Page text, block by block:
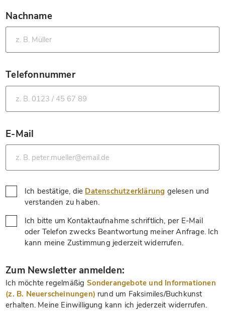
Nachname
*
Telefonnummer
*
E-Mail
*
Ich bestätige, die Datenschutzerklärung gelesen und
verstanden zu haben.
Ich bitte um Kontaktaufnahme schriftlich, per E-Mail
oder Telefon zwecks Beantwortung meiner Anfrage. Ich
kann meine Zustimmung jederzeit widerrufen.
Zum Newsletter anmelden:
Ich möchte regelmäßig Sonderangebote und Informationen
(z. B. Neuerscheinungen) rund um Faksimiles/Buchkunst
erhalten. Meine Einwilligung kann ich jederzeit widerrufen.